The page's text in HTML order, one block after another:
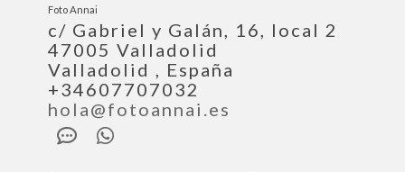
Foto Annai
c/ Gabriel y Galán, 16, local 2
47005 Valladolid
Valladolid , España
+34607707032
hola@fotoannai.es